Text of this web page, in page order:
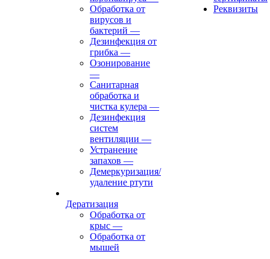
Обработка от
вирусов и
бактерий —
Дезинфекция от
грибка —
Озонирование
—
Санитарная
обработка и
чистка кулера —
Дезинфекция
систем
вентиляции —
Устранение
запахов —
Демеркуризация/
удаление ртути
Дератизация
Обработка от
крыс —
Обработка от
мышей
Реквизиты